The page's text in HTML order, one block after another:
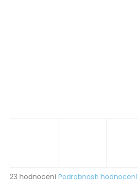
Průměrné
23 hodnocení Podrobnosti hodnocení
o
p